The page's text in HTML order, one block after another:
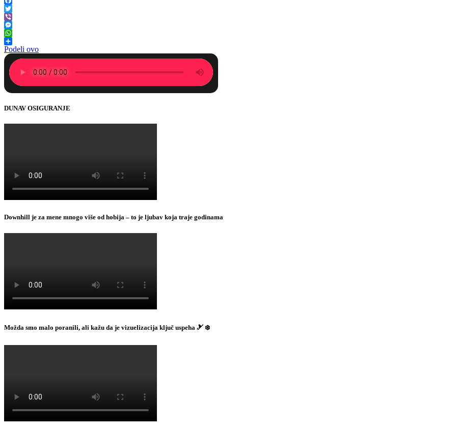
Facebook
Twitter
Viber
Messenger
WhatsApp
Podeli ovo
DUNAV OSIGURANJE
Downhill je za mene mnogo više od hobija – to je ljubav koja traje godinama
Možda smo malo poranili, ali kažu da je vizuelizacija ključ uspeha 🎿 ❄️